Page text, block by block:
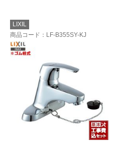
LIXIL
商品コード ：LF-B355SY-KJ